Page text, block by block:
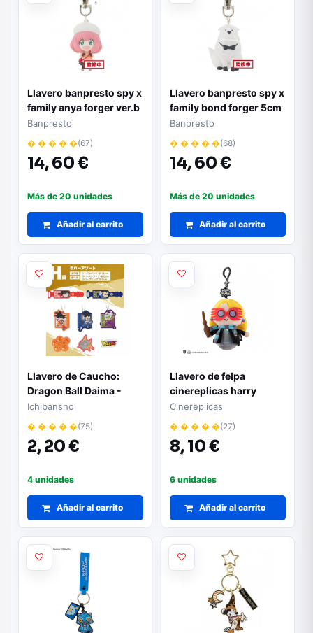
Llavero banpresto spy x
family anya forger ver.b
Banpresto
� � � � �(67)
14,60 €
Más de 20 unidades
Añadir al carrito
Llavero banpresto spy x
family bond forger 5cm
Banpresto
� � � � �(68)
14,60 €
Más de 20 unidades
Añadir al carrito
Llavero de Caucho:
Dragon Ball Daima -
Ichiban Kuji Premio H
(Aleatorio)
Ichibansho
� � � � �(75)
2,20 €
4 unidades
Añadir al carrito
Llavero de felpa
cinereplicas harry
potter luna lovegood
Cinereplicas
� � � � �(27)
8,10 €
6 unidades
Añadir al carrito